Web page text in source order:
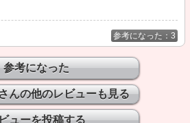
参考になった：3
んの他のレビューも見る